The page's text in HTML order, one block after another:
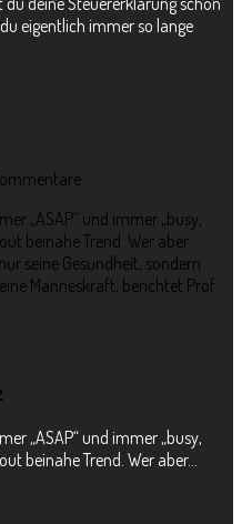
eigentlich immer so lange
„ASAP“ und immer „busy,
beinahe Trend. Wer aber
seine Gesundheit, sondern
Manneskraft, berichtet Prof.
„ASAP“ und immer „busy,
beinahe Trend. Wer aber...